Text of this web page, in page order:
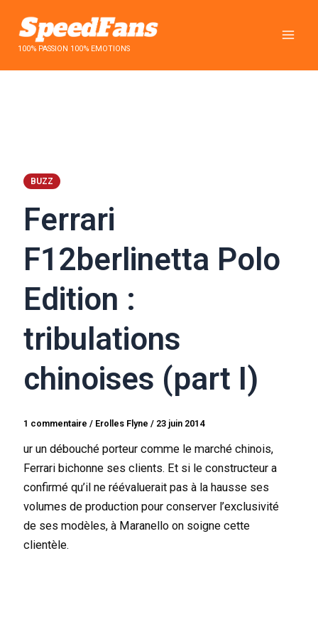
contenu100% PASSION 100% EMOTIONS
BUZZ
Ferrari
F12berlinetta Polo
Edition :
tribulations
chinoises (part I)
1 commentaire / Erolles Flyne/ 23 juin 2014
ur un débouché porteur comme le marché chinois,
Ferrari bichonne ses clients. Et si le constructeur a
confirmé qu’il ne réévaluerait pas à la hausse ses
volumes de production pour conserver l’exclusivité
de ses modèles, à Maranello on soigne cette
clientèle.